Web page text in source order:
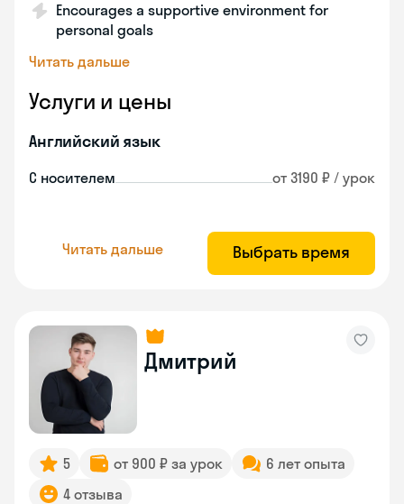
Encourages a supportive environment for
personal goals
Читать дальше
Услуги и цены
Английский язык
С носителем от 3190 ₽ / урок
Читать дальше Выбрать время
Дмитрий
5 от 900 ₽ за урок
6 лет опыта
4 отзыва